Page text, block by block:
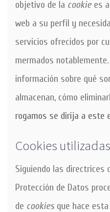
objetivo de la cookiees
web a su perfil y
servicios ofrecidos por
mermados
información sobre qué
almacenan, cómo
rogamos se dirija a este
Cookies
Siguiendo las directrices
Protección de Datos
de cookiesque hace